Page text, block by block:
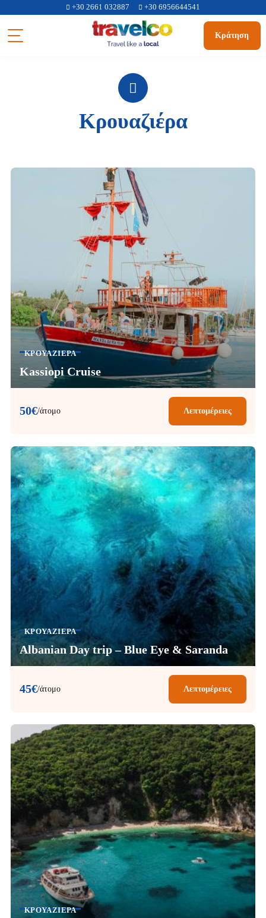
+30 2661 032887 +30 6956644541
Κράτηση
Κρουαζιέρα
ΚΡΟΥΑΖΙΈΡΑ
Kassiopi Cruise
50€/άτομο Λεπτομέρειες
ΚΡΟΥΑΖΙΈΡΑ
Albanian Day trip – Blue Eye & Saranda
45€/άτομο Λεπτομέρειες
ΚΡΟΥΑΖΙΈΡΑ